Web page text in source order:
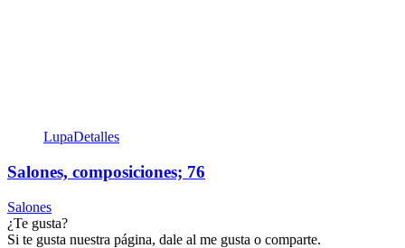
LupaDetalles
Salones, composiciones; 76
Salones
¿Te gusta?
Si te gusta nuestra página, dale al me gusta o comparte.